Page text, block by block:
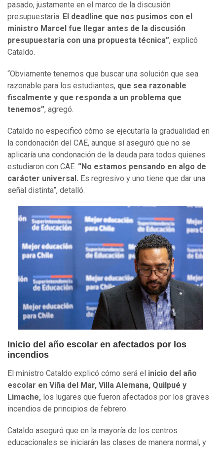
pasado, justamente en el marco de la discusión
presupuestaria. El deadline que nos pusimos con el
ministro Marcel fue llegar antes de la discusión
presupuestaria con una propuesta técnica”, explicó
Cataldo.
“Obviamente tenemos que buscar una solución que sea
razonable para los estudiantes, que sea razonable
fiscalmente y que responda a un problema que
tenemos”, agregó.
Cataldo no especificó cómo se ejecutaría la gradualidad en
la condonación del CAE, aunque sí aseguró que no se
aplicaría una condonación de la deuda para todos quienes
estudiaron con CAE. “No estamos pensando en algo de
carácter universal. Es regresivo y uno tiene que dar una
señal distinta”, detalló.
Inicio del año escolar en afectados por los
incendios
El ministro Cataldo explicó cómo será el inicio del año
escolar en Viña del Mar, Villa Alemana, Quilpué y
Limache, los lugares que fueron afectados por los graves
incendios de principios de febrero.
Cataldo aseguró que en la mayoría de los centros
educacionales se iniciarán las clases de manera normal, y